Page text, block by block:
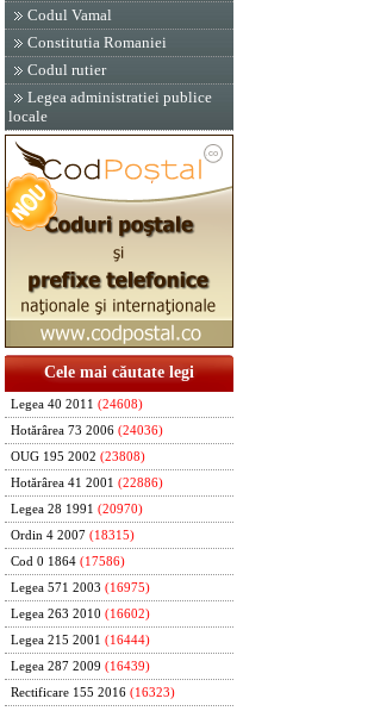
Codul Vamal
Constitutia Romaniei
Codul rutier
Legea administratiei publice
locale
Cele mai căutate legi
Legea 40 2011 (24608)
Hotărârea 73 2006 (24036)
OUG 195 2002 (23808)
Hotărârea 41 2001 (22886)
Legea 28 1991 (20970)
Ordin 4 2007 (18315)
Cod 0 1864 (17586)
Legea 571 2003 (16975)
Legea 263 2010 (16602)
Legea 215 2001 (16444)
Legea 287 2009 (16439)
Rectificare 155 2016 (16323)